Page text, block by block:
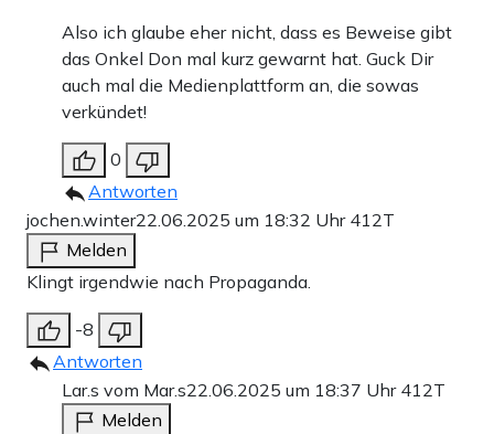
Also ich glaube eher nicht, dass es Beweise gibt
das Onkel Don mal kurz gewarnt hat. Guck Dir
auch mal die Medienplattform an, die sowas
verkündet!
0
Antworten
jochen.winter22.06.2025 um 18:32 Uhr 412T
Melden
Klingt irgendwie nach Propaganda.
-8
Antworten
Lar.s vom Mar.s22.06.2025 um 18:37 Uhr 412T
Melden